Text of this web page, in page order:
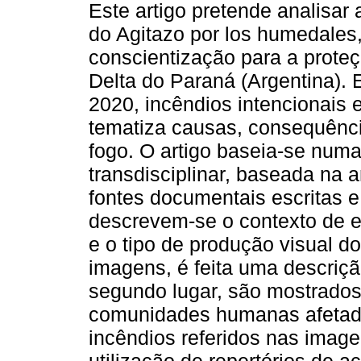
Este artigo pretende
do Agitazo por los
conscientização para a
Delta do Paraná (Argentina).
2020, incêndios intencionais
tematiza causas,
fogo. O artigo baseia-se
transdisciplinar, baseada na
fontes documentais escritas
descrevem-se o contexto de
e o tipo de produção visual
imagens, é feita uma
segundo lugar, são
comunidades humanas
incêndios referidos nas